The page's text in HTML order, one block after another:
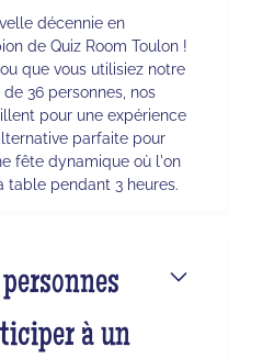
décennie en
de Quiz Room Toulon !
que vous utilisiez notre
36 personnes, nos
pour une expérience
parfaite pour
fête dynamique où l'on
table pendant 3 heures.
à un